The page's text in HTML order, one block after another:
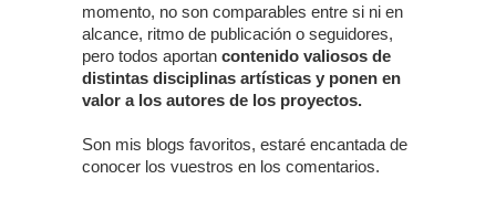
momento, no son comparables entre si ni en
alcance, ritmo de publicación o seguidores,
pero todos aportan contenido valiosos de
distintas disciplinas artísticas y ponen en
valor a los autores de los proyectos.
Son mis blogs favoritos, estaré encantada de
conocer los vuestros en los comentarios.